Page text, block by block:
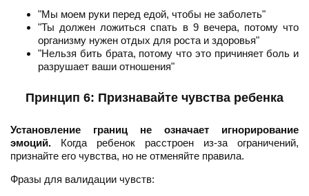
"Мы моем руки перед едой, чтобы не заболеть"
"Ты должен ложиться спать в 9 вечера, потому что
организму нужен отдых для роста и здоровья"
"Нельзя бить брата, потому что это причиняет боль и
разрушает ваши отношения"
Принцип 6: Признавайте чувства ребенка
Установление границ не означает игнорирование
эмоций. Когда ребенок расстроен из-за ограничений,
признайте его чувства, но не отменяйте правила.
Фразы для валидации чувств: